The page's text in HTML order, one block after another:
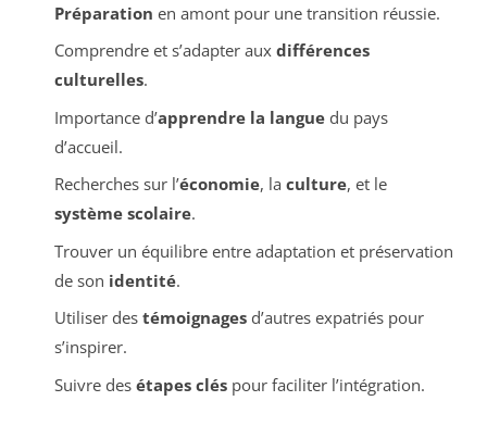
Préparation en amont pour une transition réussie.
Comprendre et s’adapter aux différences
culturelles.
Importance d’apprendre la languedu pays
d’accueil.
Recherches sur l’économie, la culture, et le
système scolaire.
Trouver un équilibre entre adaptation et préservation
de son identité.
Utiliser des témoignagesd’autres expatriés pour
s’inspirer.
Suivre des étapes cléspour faciliter l’intégration.